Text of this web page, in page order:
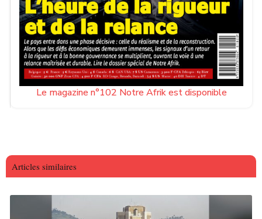
Le magazine n°102 Notre Afrik est disponible
Articles similaires